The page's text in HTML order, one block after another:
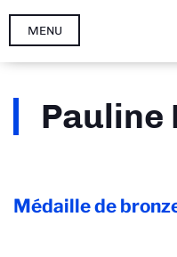
Aller
MENU
Pauline
Médaille de